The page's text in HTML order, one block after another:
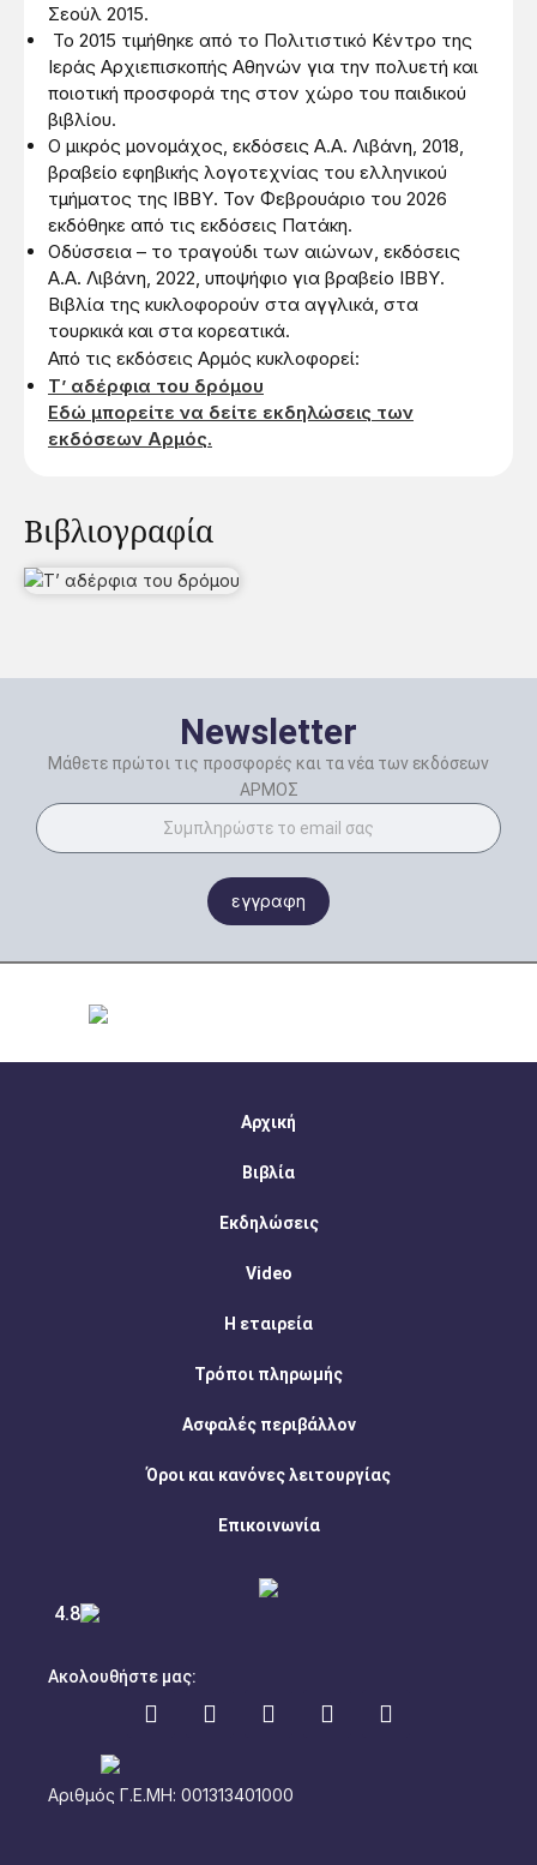
Σεούλ 2015.
Το 2015 τιμήθηκε από το Πολιτιστικό Κέντρο της
Ιεράς Αρχιεπισκοπής Αθηνών για την πολυετή και
ποιοτική προσφορά της στον χώρο του παιδικού
βιβλίου.
Ο μικρός μονομάχος, εκδόσεις Α.Α. Λιβάνη, 2018,
βραβείο εφηβικής λογοτεχνίας του ελληνικού
τμήματος της ΙΒΒΥ. Τον Φεβρουάριο του 2026
εκδόθηκε από τις εκδόσεις Πατάκη.
Οδύσσεια – το τραγούδι των αιώνων, εκδόσεις
Α.Α. Λιβάνη, 2022, υποψήφιο για βραβείο ΙΒΒΥ.
Βιβλία της κυκλοφορούν στα αγγλικά, στα
τουρκικά και στα κορεατικά.
Από τις εκδόσεις Αρμός κυκλοφορεί:
Τ’ αδέρφια του δρόμου
Εδώ μπορείτε να δείτε εκδηλώσεις των
εκδόσεων Αρμός.
Βιβλιογραφία
Newsletter
Μάθετε πρώτοι τις προσφορές και τα νέα των εκδόσεων
ΑΡΜΟΣ
εγγραφη
4.8
Αρχική
Βιβλία
Εκδηλώσεις
Video
Η εταιρεία
Τρόποι πληρωμής
Ασφαλές περιβάλλον
Όροι και κανόνες λειτουργίας
Επικοινωνία
Ακολουθήστε μας:
Αριθμός Γ.Ε.ΜΗ: 001313401000